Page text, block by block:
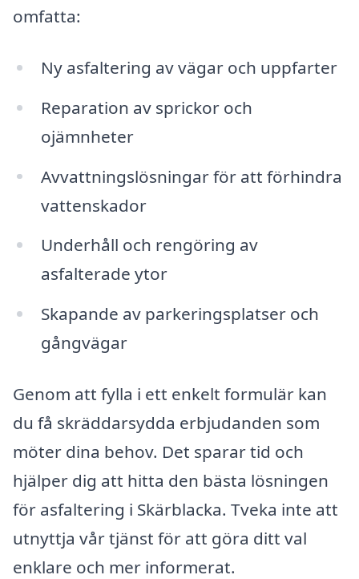
omfatta:
Ny asfaltering av vägar och uppfarter
Reparation av sprickor och
ojämnheter
Avvattningslösningar för att förhindra
vattenskador
Underhåll och rengöring av
asfalterade ytor
Skapande av parkeringsplatser och
gångvägar
Genom att fylla i ett enkelt formulär kan
du få skräddarsydda erbjudanden som
möter dina behov. Det sparar tid och
hjälper dig att hitta den bästa lösningen
för asfaltering i Skärblacka. Tveka inte att
utnyttja vår tjänst för att göra ditt val
enklare och mer informerat.